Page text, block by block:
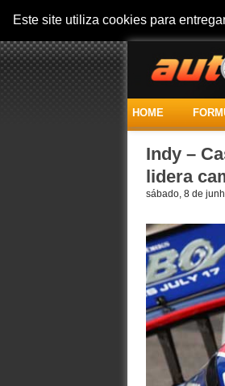
Este site utiliza cookies para
HOME
Indy –
lidera
sábado, 8 de